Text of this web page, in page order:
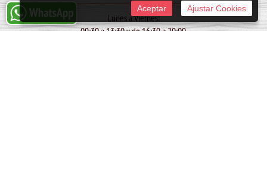
Lunes a Viernes:
09:30 a 13:30 y de 16:30 a 20:00
Aceptar Ajustar Cookies